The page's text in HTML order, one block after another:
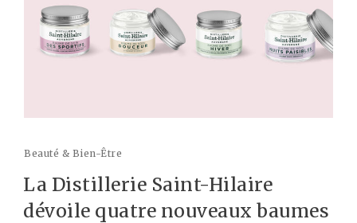
Beauté & Bien-Être
La Distillerie Saint-Hilaire
dévoile quatre nouveaux baumes